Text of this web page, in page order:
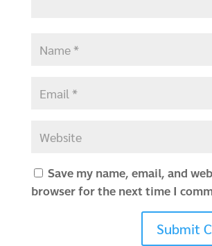
Save my name, email, and
browser for the next time I